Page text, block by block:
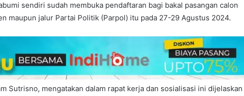
sendiri sudah membuka pendaftaran bagi bakal pasangan calon
maupun jalur Partai Politik (Parpol) itu pada 27-29 Agustus 2024.
Sutrisno, mengatakan dalam rapat kerja dan sosialisasi ini dijelaskan